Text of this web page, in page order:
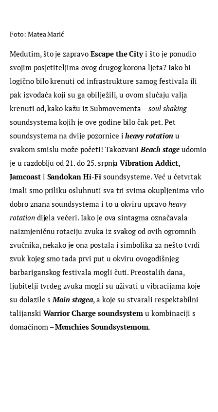
Foto: Matea Marić
Međutim, što je zapravo Escape the City i što je ponudio
svojim posjetiteljima ovog drugog korona ljeta? Iako bi
logično bilo krenuti od infrastrukture samog festivala ili
pak izvođača koji su ga obilježili, u ovom slučaju valja
krenuti od, kako kažu iz Submovementa – soul shaking
soundsystema kojih je ove godine bilo čak pet. Pet
soundsystema na dvije pozornice i heavy rotation u
svakom smislu može početi! Takozvani Beach stage udomio
je u razdoblju od 21. do 25. srpnja Vibration Addict,
Jamcoast i Sandokan Hi-Fi soundsysteme. Već u četvrtak
imali smo priliku osluhnuti sva tri svima okupljenima vrlo
dobro znana soundsystema i to u okviru upravo heavy
rotation dijela večeri. Iako je ova sintagma označavala
naizmjeničnu rotaciju zvuka iz svakog od ovih ogromnih
zvučnika, nekako je ona postala i simbolika za nešto tvrđi
zvuk kojeg smo tada prvi put u okviru ovogodišnjeg
barbariganskog festivala mogli čuti. Preostalih dana,
ljubitelji tvrđeg zvuka mogli su uživati u vibracijama koje
su dolazile s Main stagea, a koje su stvarali respektabilni
talijanski Warrior Charge soundsystem u kombinaciji s
domaćinom – Munchies Soundsystemom.